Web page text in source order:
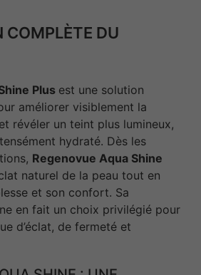
COMPLÈTE DU
Plus est une solution
améliorer visiblement la
révéler un teint plus lumineux,
hydraté. Dès les
Regenovue Aqua Shine
naturel de la peau tout en
et son confort. Sa
en fait un choix privilégié pour
d’éclat, de fermeté et